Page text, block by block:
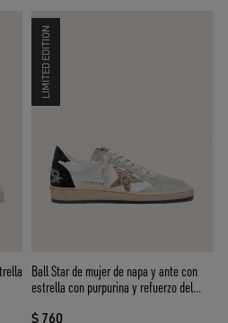
LIMITED EDITION
Ball Star de mujer de napa y ante con
estrella con purpurina y refuerzo del
$ 760